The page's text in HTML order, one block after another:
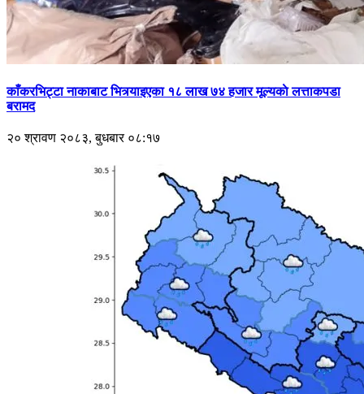
काँकरभिट्टा नाकाबाट भित्र्याइएका १८ लाख ७४ हजार मूल्यकाे लत्ताकपडा
बरामद
२० श्रावण २०८३, बुधबार ०८:१७